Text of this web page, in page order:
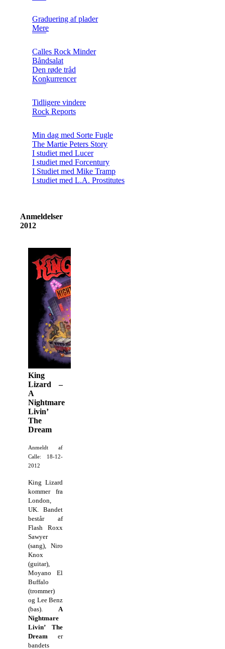
Graduering af plader
Mere
Calles Rock Minder
Båndsalat
Den røde tråd
Konkurrencer
Tidligere vindere
Rock Reports
Min dag med Sorte Fugle
The Martie Peters Story
I studiet med Lucer
I studiet med Forcentury
I Studiet med Mike Tramp
I studiet med L.A. Prostitutes
Anmeldelser
2012
King
Lizard –
A
Nightmare
Livin’
The
Dream
Anmeldt af
Calle: 18-12-
2012
King Lizard
kommer fra
London,
UK. Bandet
består af
Flash Roxx
Sawyer
(sang), Niro
Knox
(guitar),
Moyano El
Buffalo
(trommer)
og Lee Benz
(bas).A
Nightmare
Livin’ The
Dream er
bandets